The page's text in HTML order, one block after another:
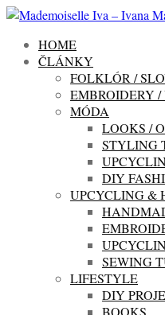
HOME
ČLÁNKY
FOLKLÓR /
EMBROIDERY
MÓDA
LOOKS /
STYLING
DIY
UPCYCLING &
SEWING
LIFESTYLE
DIY
BOOKS